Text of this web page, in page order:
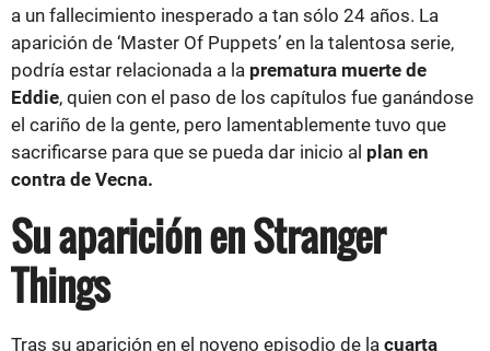
a un fallecimiento inesperado a tan sólo 24 años. La
aparición de ‘Master Of Puppets’ en la talentosa serie,
podría estar relacionada a la prematura muerte de
Eddie, quien con el paso de los capítulos fue ganándose
el cariño de la gente, pero lamentablemente tuvo que
sacrificarse para que se pueda dar inicio al plan en
contra de Vecna.
Su aparición en Stranger
Things
Tras su aparición en el noveno episodio de la cuarta